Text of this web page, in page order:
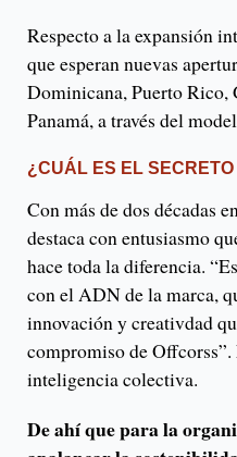
Respecto a la expansión
que esperan nuevas
Dominicana, Puerto Rico,
Panamá, a través del
¿CUÁL ES EL
Con más de dos décadas
destaca con entusiasmo
hace toda la diferencia.
con el ADN de la marca,
innovación y creativdad
compromiso de
inteligencia colectiva.
De ahí que para la